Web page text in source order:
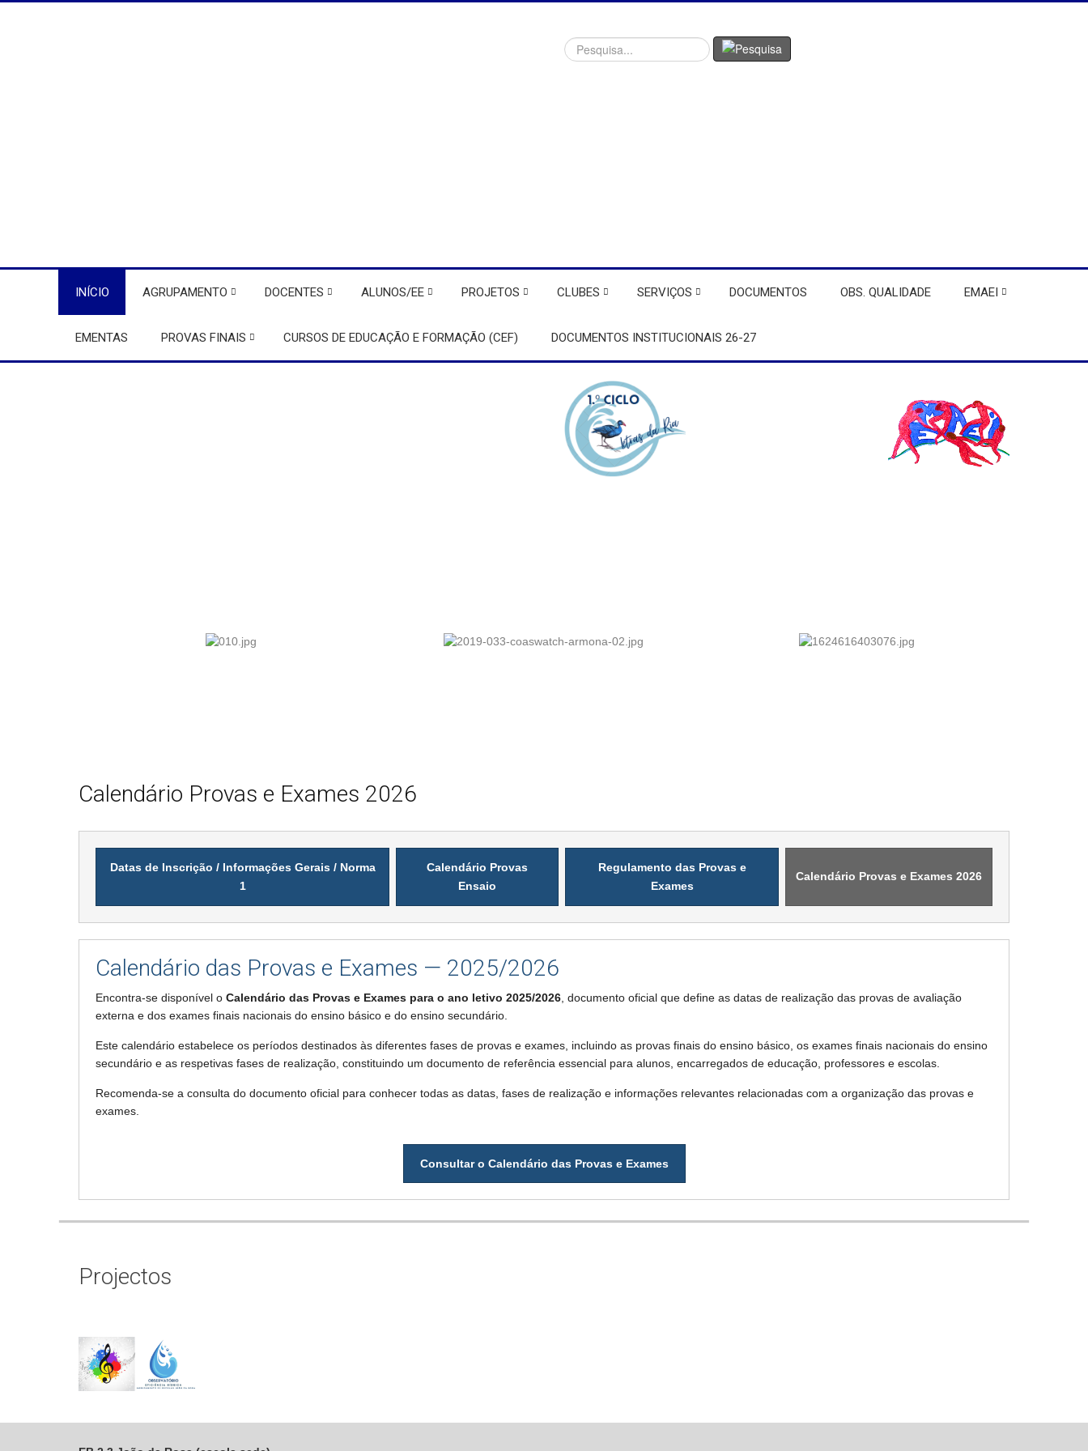
Procurar
INÍCIO AGRUPAMENTO DOCENTES ALUNOS/EE PROJETOS CLUBES SERVIÇOS DOCUMENTOS OBS. QUALIDADE EMAEI
EMENTAS PROVAS FINAIS CURSOS DE EDUCAÇÃO E FORMAÇÃO (CEF) DOCUMENTOS INSTITUCIONAIS 26-27
Calendário Provas e Exames 2026
Datas de Inscrição / Informações Gerais / Norma
1
Calendário Provas
Ensaio
Regulamento das Provas e
Exames
Calendário Provas e Exames 2026
Calendário das Provas e Exames — 2025/2026
Encontra-se disponível o Calendário das Provas e Exames para o ano letivo 2025/2026 , documento oficial que define as datas de realização das provas de avaliação
externa e dos exames finais nacionais do ensino básico e do ensino secundário.
Este calendário estabelece os períodos destinados às diferentes fases de provas e exames, incluindo as provas finais do ensino básico, os exames finais nacionais do ensino
secundário e as respetivas fases de realização, constituindo um documento de referência essencial para alunos, encarregados de educação, professores e escolas.
Recomenda-se a consulta do documento oficial para conhecer todas as datas, fases de realização e informações relevantes relacionadas com a organização das provas e
exames.
Consultar o Calendário das Provas e Exames
Projectos